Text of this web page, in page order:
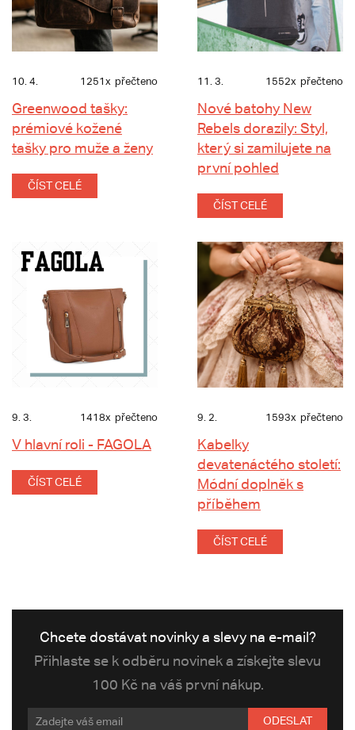
10. 4. 1251x přečteno
Greenwood tašky:
prémiové kožené
tašky pro muže a ženy
ČÍST CELÉ
11. 3. 1552x přečteno
Nové batohy New
Rebels dorazily: Styl,
který si zamilujete na
první pohled
ČÍST CELÉ
9. 3. 1418x přečteno
V hlavní roli - FAGOLA
ČÍST CELÉ
9. 2. 1593x přečteno
Kabelky
devatenáctého století:
Módní doplněk s
příběhem
ČÍST CELÉ
Chcete dostávat novinky a slevy na e-mail?
Přihlaste se k odběru novinek a získejte slevu
100 Kč na váš první nákup.
ODESLAT